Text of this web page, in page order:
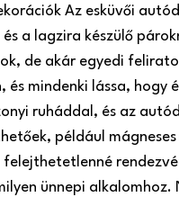
Az esküvői
a lagzira készülő
de akár egyedi
mindenki lássa, hogy
ruháddal, és az
például
felejthetetlenné
ünnepi